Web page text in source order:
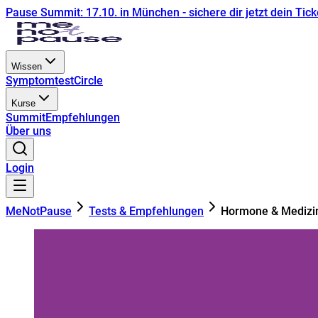
Pause Summit: 17.10. in München - sichere dir jetzt dein
Wissen
SymptomtestCircle
Kurse
SummitEmpfehlungen
Über uns
Login
MeNotPause Tests & Empfehlungen Hormone &